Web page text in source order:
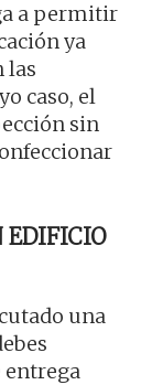
a permitir
ya
las
caso, el
sin
EDIFICIO
una
entrega